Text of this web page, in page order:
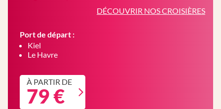
DÉCOUVRIR NOS CROISIÈRES
Port de départ :
Kiel
Le Havre
À PARTIR DE
79 €